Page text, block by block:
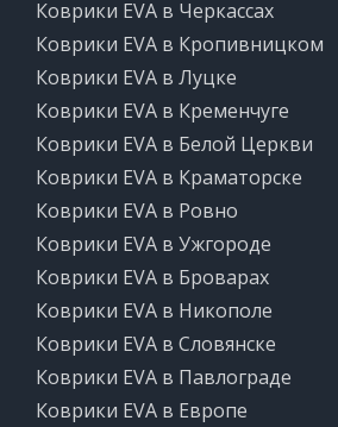
Коврики EVA в Черкассах
Коврики EVA в Кропивницком
Коврики EVA в Луцке
Коврики EVA в Кременчуге
Коврики EVA в Белой Церкви
Коврики EVA в Краматорске
Коврики EVA в Ровно
Коврики EVA в Ужгороде
Коврики EVA в Броварах
Коврики EVA в Никополе
Коврики EVA в Словянске
Коврики EVA в Павлограде
Коврики EVA в Европе